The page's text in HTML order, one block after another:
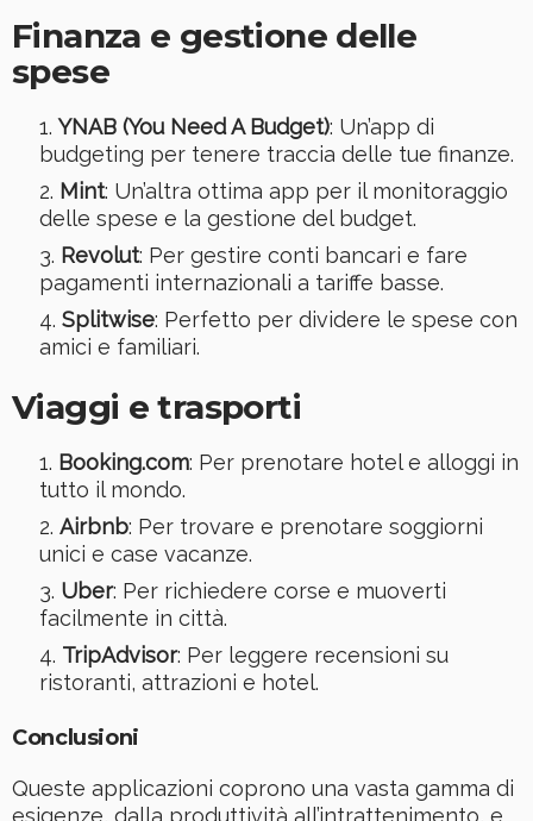
Finanza e gestione delle
spese
YNAB (You Need A Budget): Un’app di
budgeting per tenere traccia delle tue finanze.
Mint: Un’altra ottima app per il monitoraggio
delle spese e la gestione del budget.
Revolut: Per gestire conti bancari e fare
pagamenti internazionali a tariffe basse.
Splitwise: Perfetto per dividere le spese con
amici e familiari.
Viaggi e trasporti
Booking.com: Per prenotare hotel e alloggi in
tutto il mondo.
Airbnb: Per trovare e prenotare soggiorni
unici e case vacanze.
Uber: Per richiedere corse e muoverti
facilmente in città.
TripAdvisor: Per leggere recensioni su
ristoranti, attrazioni e hotel.
Conclusioni
Queste applicazioni coprono una vasta gamma di